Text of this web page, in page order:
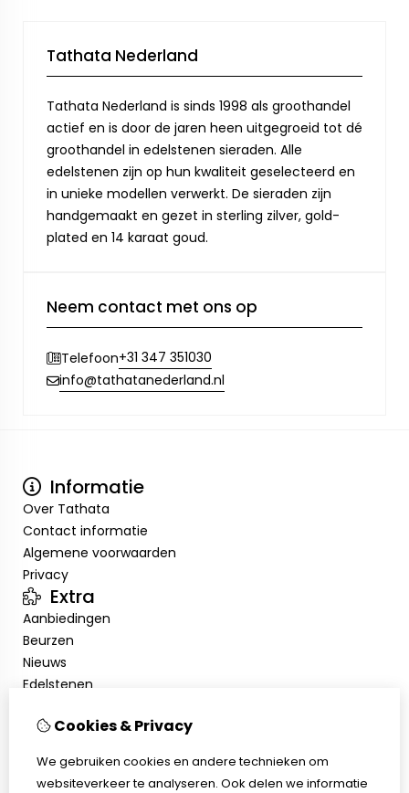
Tathata Nederland
Tathata Nederland is sinds 1998 als groothandel
actief en is door de jaren heen uitgegroeid tot dé
groothandel in edelstenen sieraden. Alle
edelstenen zijn op hun kwaliteit geselecteerd en
in unieke modellen verwerkt. De sieraden zijn
handgemaakt en gezet in sterling zilver, gold-
plated en 14 karaat goud.
Neem contact met ons op
Telefoon+31 347 351030
info@tathatanederland.nl
Informatie
Over Tathata
Contact informatie
Algemene voorwaarden
Privacy
Extra
Aanbiedingen
Beurzen
Nieuws
Edelstenen
Mijn account
Bestelhistorie
Cookies & Privacy
We gebruiken cookies en andere technieken om
websiteverkeer te analyseren. Ook delen we informatie